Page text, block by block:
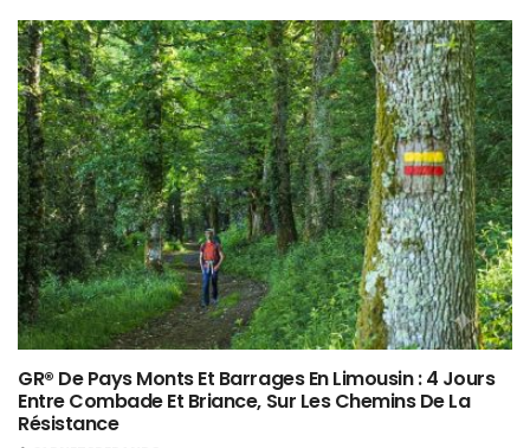
GR® De Pays Monts Et Barrages En Limousin : 4 Jours
Entre Combade Et Briance, Sur Les Chemins De La
Résistance